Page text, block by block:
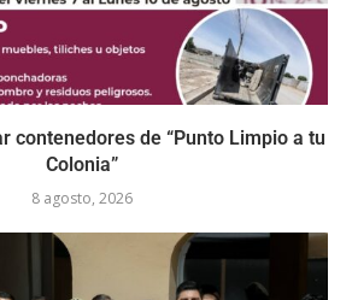
contenedores de “Punto Limpio a tu
Colonia”
8 agosto, 2026